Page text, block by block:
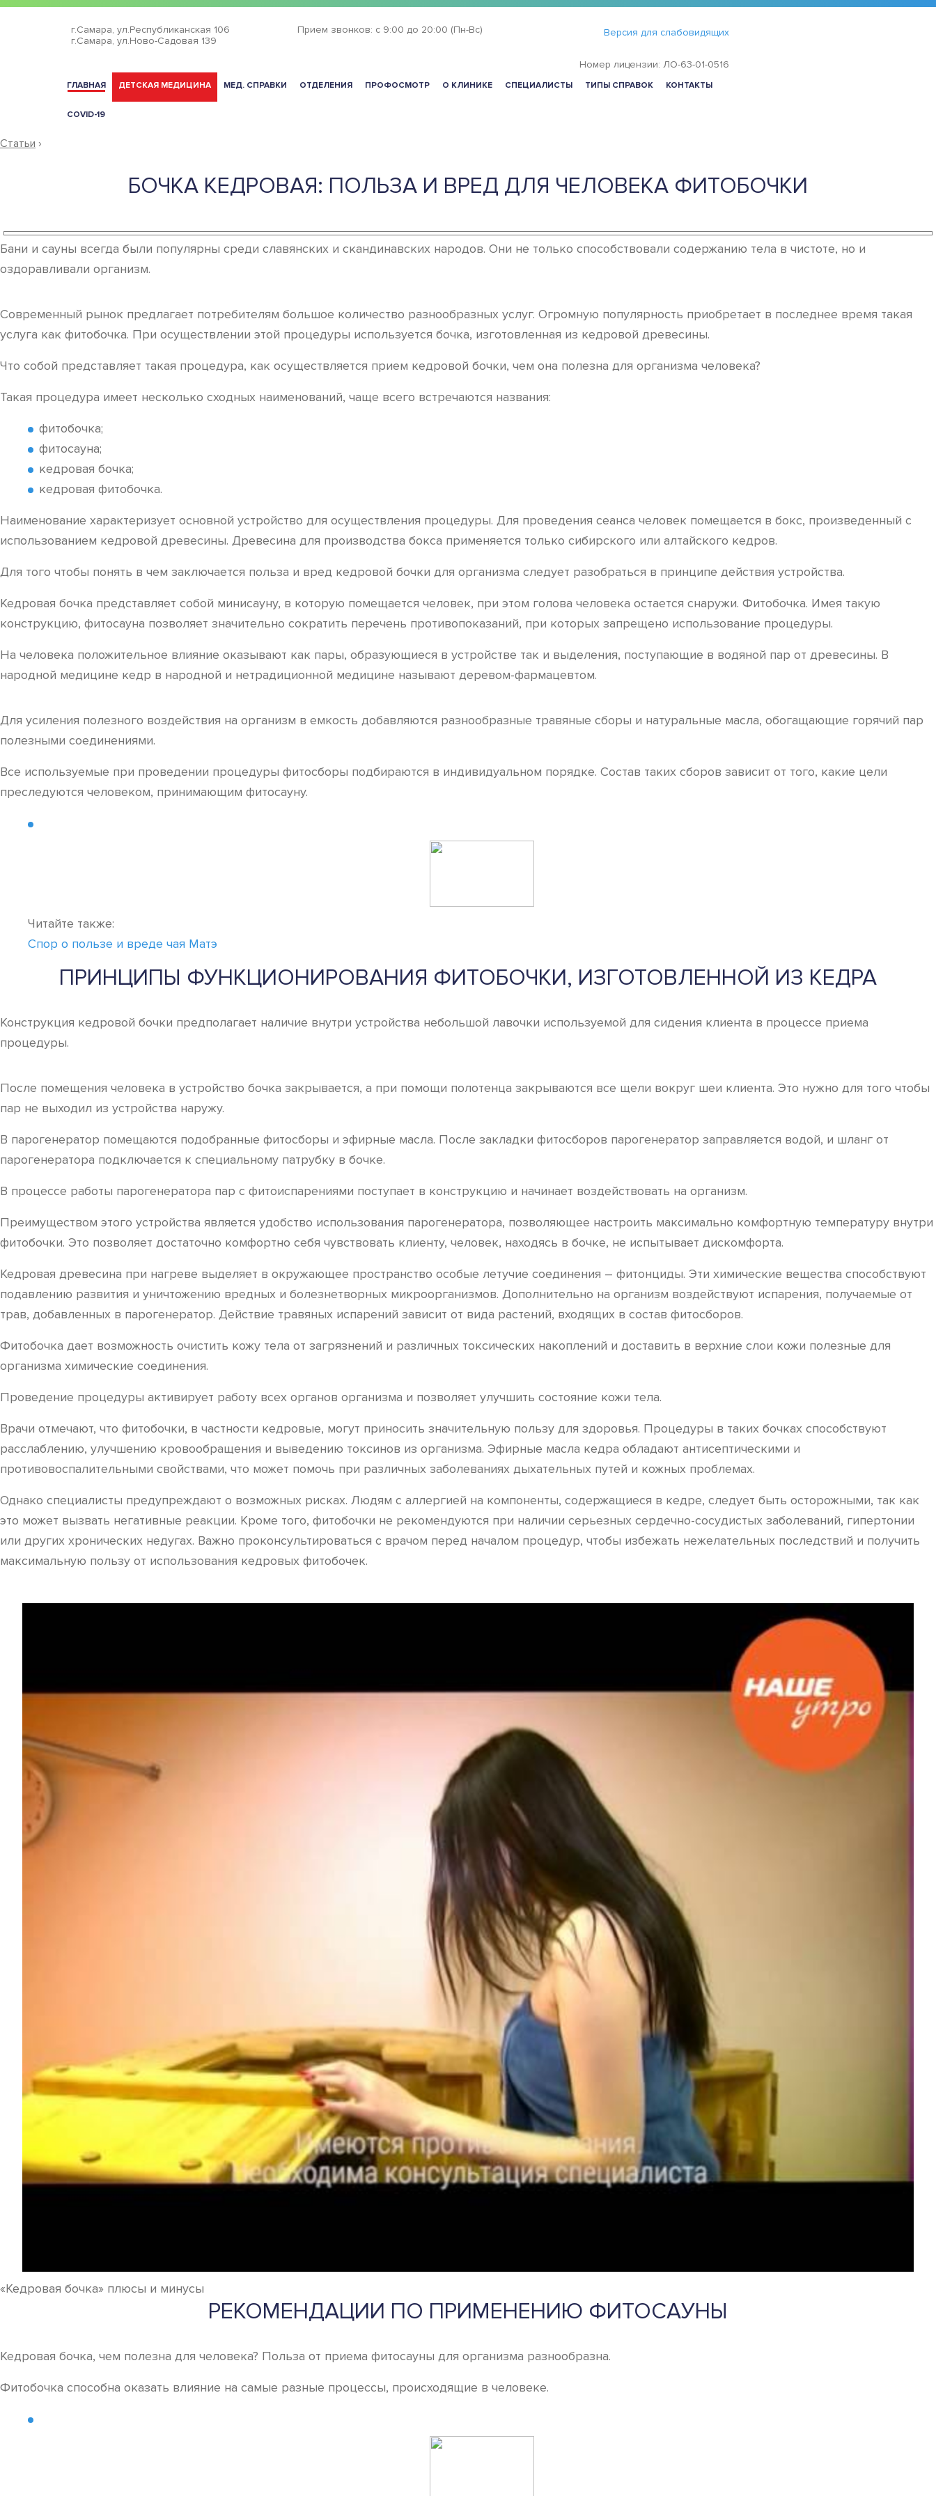
г.Самара, ул.Республиканская 106
г.Самара, ул.Ново-Садовая 139
Прием звонков: с 9:00 до 20:00 (Пн-Вс) Версия для слабовидящих
Номер лицензии: ЛО-63-01-0516
ГЛАВНАЯ ДЕТСКАЯ МЕДИЦИНА МЕД. СПРАВКИ ОТДЕЛЕНИЯ ПРОФОСМОТР О КЛИНИКЕ СПЕЦИАЛИСТЫ ТИПЫ СПРАВОК КОНТАКТЫ
COVID-19
Статьи ›
БОЧКА КЕДРОВАЯ: ПОЛЬЗА И ВРЕД ДЛЯ ЧЕЛОВЕКА ФИТОБОЧКИ
Бани и сауны всегда были популярны среди славянских и скандинавских народов. Они не только способствовали содержанию тела в чистоте, но и
оздоравливали организм.
Современный рынок предлагает потребителям большое количество разнообразных услуг. Огромную популярность приобретает в последнее время такая
услуга как фитобочка. При осуществлении этой процедуры используется бочка, изготовленная из кедровой древесины.
Что собой представляет такая процедура, как осуществляется прием кедровой бочки, чем она полезна для организма человека?
Такая процедура имеет несколько сходных наименований, чаще всего встречаются названия:
фитобочка;
фитосауна;
кедровая бочка;
кедровая фитобочка.
Наименование характеризует основной устройство для осуществления процедуры. Для проведения сеанса человек помещается в бокс, произведенный с
использованием кедровой древесины. Древесина для производства бокса применяется только сибирского или алтайского кедров.
Для того чтобы понять в чем заключается польза и вред кедровой бочки для организма следует разобраться в принципе действия устройства.
Кедровая бочка представляет собой минисауну, в которую помещается человек, при этом голова человека остается снаружи. Фитобочка. Имея такую
конструкцию, фитосауна позволяет значительно сократить перечень противопоказаний, при которых запрещено использование процедуры.
На человека положительное влияние оказывают как пары, образующиеся в устройстве так и выделения, поступающие в водяной пар от древесины. В
народной медицине кедр в народной и нетрадиционной медицине называют деревом-фармацевтом.
Для усиления полезного воздействия на организм в емкость добавляются разнообразные травяные сборы и натуральные масла, обогащающие горячий пар
полезными соединениями.
Все используемые при проведении процедуры фитосборы подбираются в индивидуальном порядке. Состав таких сборов зависит от того, какие цели
преследуются человеком, принимающим фитосауну.
Читайте также:
Спор о пользе и вреде чая Матэ
ПРИНЦИПЫ ФУНКЦИОНИРОВАНИЯ ФИТОБОЧКИ, ИЗГОТОВЛЕННОЙ ИЗ КЕДРА
Конструкция кедровой бочки предполагает наличие внутри устройства небольшой лавочки используемой для сидения клиента в процессе приема
процедуры.
После помещения человека в устройство бочка закрывается, а при помощи полотенца закрываются все щели вокруг шеи клиента. Это нужно для того чтобы
пар не выходил из устройства наружу.
В парогенератор помещаются подобранные фитосборы и эфирные масла. После закладки фитосборов парогенератор заправляется водой, и шланг от
парогенератора подключается к специальному патрубку в бочке.
В процессе работы парогенератора пар с фитоиспарениями поступает в конструкцию и начинает воздействовать на организм.
Преимуществом этого устройства является удобство использования парогенератора, позволяющее настроить максимально комфортную температуру внутри
фитобочки. Это позволяет достаточно комфортно себя чувствовать клиенту, человек, находясь в бочке, не испытывает дискомфорта.
Кедровая древесина при нагреве выделяет в окружающее пространство особые летучие соединения – фитонциды. Эти химические вещества способствуют
подавлению развития и уничтожению вредных и болезнетворных микроорганизмов. Дополнительно на организм воздействуют испарения, получаемые от
трав, добавленных в парогенератор. Действие травяных испарений зависит от вида растений, входящих в состав фитосборов.
Фитобочка дает возможность очистить кожу тела от загрязнений и различных токсических накоплений и доставить в верхние слои кожи полезные для
организма химические соединения.
Проведение процедуры активирует работу всех органов организма и позволяет улучшить состояние кожи тела.
Врачи отмечают, что фитобочки, в частности кедровые, могут приносить значительную пользу для здоровья. Процедуры в таких бочках способствуют
расслаблению, улучшению кровообращения и выведению токсинов из организма. Эфирные масла кедра обладают антисептическими и
противовоспалительными свойствами, что может помочь при различных заболеваниях дыхательных путей и кожных проблемах.
Однако специалисты предупреждают о возможных рисках. Людям с аллергией на компоненты, содержащиеся в кедре, следует быть осторожными, так как
это может вызвать негативные реакции. Кроме того, фитобочки не рекомендуются при наличии серьезных сердечно-сосудистых заболеваний, гипертонии
или других хронических недугах. Важно проконсультироваться с врачом перед началом процедур, чтобы избежать нежелательных последствий и получить
максимальную пользу от использования кедровых фитобочек.
«Кедровая бочка» плюсы и минусы
РЕКОМЕНДАЦИИ ПО ПРИМЕНЕНИЮ ФИТОСАУНЫ
Кедровая бочка, чем полезна для человека? Польза от приема фитосауны для организма разнообразна.
Фитобочка способна оказать влияние на самые разные процессы, происходящие в человеке.